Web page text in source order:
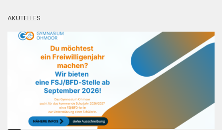
AKUTELLES